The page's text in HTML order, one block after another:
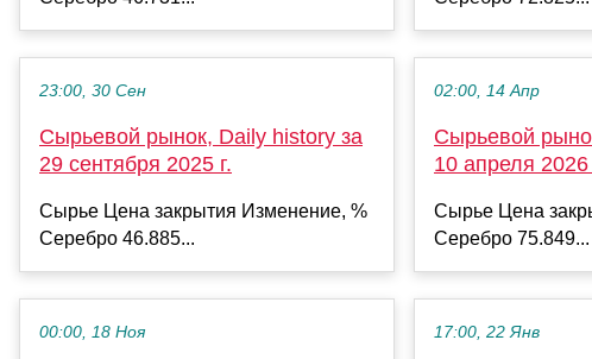
23:00, 30 Сен
Сырьевой рынок, Daily history за
29 сентября 2025 г.
Сырье Цена закрытия Изменение, %
Серебро 46.885...
00:00, 18 Ноя
02:00, 14 Апр
Сырьевой
10 апреля 2026
Сырье Цена
Серебро 75.849...
17:00, 22 Янв